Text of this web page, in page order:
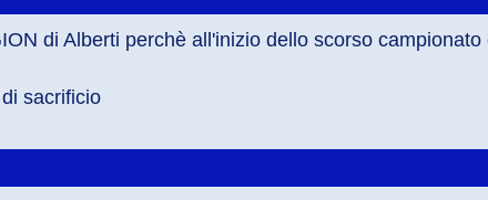
di Alberti perchè all'inizio dello scorso
sacrificio